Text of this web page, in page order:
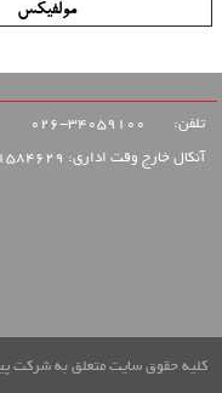
مولفیکس
تلفن:
آنکال خارج وقت اداری: 09921584629 - 09124190255